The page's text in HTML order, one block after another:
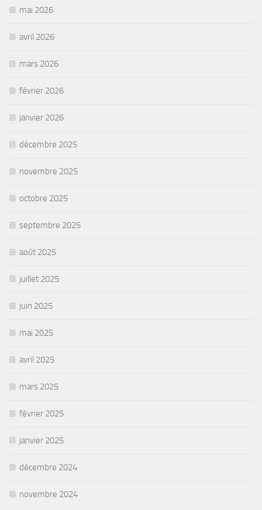
mai 2026
avril 2026
mars 2026
février 2026
janvier 2026
décembre 2025
novembre 2025
octobre 2025
septembre 2025
août 2025
juillet 2025
juin 2025
mai 2025
avril 2025
mars 2025
février 2025
janvier 2025
décembre 2024
novembre 2024